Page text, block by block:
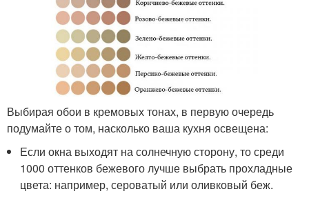
Выбирая обои в кремовых тонах, в первую очередь
подумайте о том, насколько ваша кухня освещена:
Если окна выходят на солнечную сторону, то среди
1000 оттенков бежевого лучше выбрать прохладные
цвета: например, сероватый или оливковый беж.